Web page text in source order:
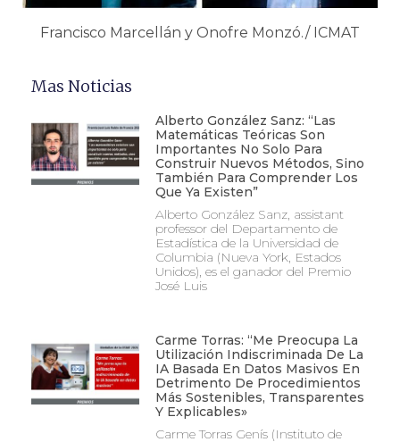
Francisco Marcellán y Onofre Monzó./ ICMAT
Mas Noticias
Alberto González Sanz: “Las
Matemáticas Teóricas Son
Importantes No Solo Para
Construir Nuevos Métodos, Sino
También Para Comprender Los
Que Ya Existen”
Alberto González Sanz, assistant
professor del Departamento de
Estadística de la Universidad de
Columbia (Nueva York, Estados
Unidos), es el ganador del Premio
José Luis
Carme Torras: “Me Preocupa La
Utilización Indiscriminada De La
IA Basada En Datos Masivos En
Detrimento De Procedimientos
Más Sostenibles, Transparentes
Y Explicables»
Carme Torras Genís (Instituto de